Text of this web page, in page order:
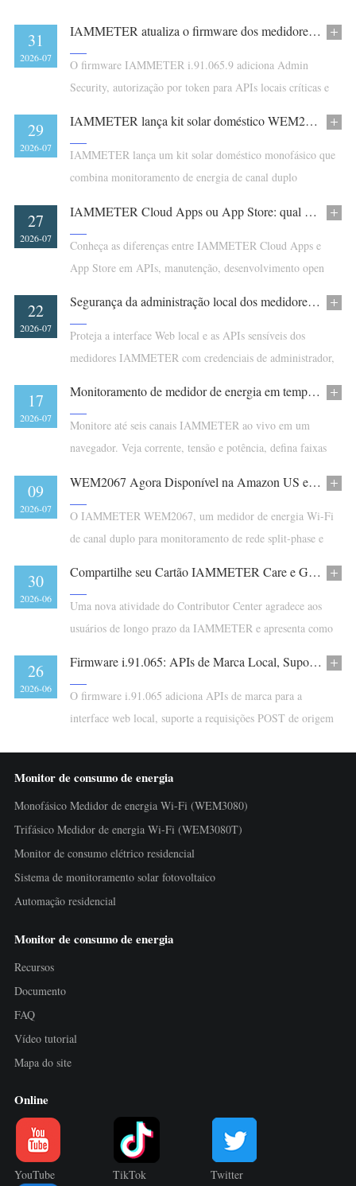
31
2026-07
IAMMETER atualiza o firmware dos medidores de energia com Admin Security para a EN 18031-1:2024
O firmware IAMMETER i.91.065.9 adiciona Admin
Security, autorização por token para APIs locais críticas e
29
2026-07
IAMMETER lança kit solar doméstico WEM2067 + WPC3700
IAMMETER lança um kit solar doméstico monofásico que
combina monitoramento de energia de canal duplo
27
2026-07
IAMMETER Cloud Apps ou App Store: qual é a diferença?
Conheça as diferenças entre IAMMETER Cloud Apps e
App Store em APIs, manutenção, desenvolvimento open
22
2026-07
Segurança da administração local dos medidores IAMMETER: guia do utilizador
Proteja a interface Web local e as APIs sensíveis dos
medidores IAMMETER com credenciais de administrador,
17
2026-07
Monitoramento de medidor de energia em tempo real com alertas no navegador
Monitore até seis canais IAMMETER ao vivo em um
navegador. Veja corrente, tensão e potência, defina faixas
09
2026-07
WEM2067 Agora Disponível na Amazon US e Amazon Austrália
O IAMMETER WEM2067, um medidor de energia Wi-Fi
de canal duplo para monitoramento de rede split-phase e
disponível na Amazon EUA e Amazon Austrália.
30
2026-06
Compartilhe seu Cartão IAMMETER Care e Ganhe Pontos de Recompensa
Uma nova atividade do Contributor Center agradece aos
usuários de longo prazo da IAMMETER e apresenta como
26
2026-06
Firmware i.91.065: APIs de Marca Local, Suporte a CORS POST e Recuperação MQTTS Aprimorada
O firmware i.91.065 adiciona APIs de marca para a
interface web local, suporte a requisições POST de origem
Monitor de consumo de energia
Monofásico Medidor de energia Wi-Fi (WEM3080)
Trifásico Medidor de energia Wi-Fi (WEM3080T)
Monitor de consumo elétrico residencial
Sistema de monitoramento solar fotovoltaico
Automação residencial
Monitor de consumo de energia
Recursos
Documento
FAQ
Vídeo tutorial
Mapa do site
Online
YouTube TikTok Twitter